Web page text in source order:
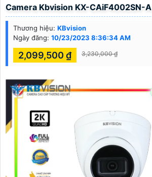
Camera Kbvision KX-CAiF4002SN-A
Thương hiệu: KBvision
Ngày đăng: 10/23/2023 8:36:34 AM
2,099,500 ₫ 3,230,000 ₫